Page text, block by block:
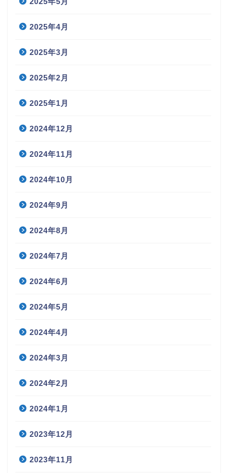
2025年4月
2025年3月
2025年2月
2025年1月
2024年12月
2024年11月
2024年10月
2024年9月
2024年8月
2024年7月
2024年6月
2024年5月
2024年4月
2024年3月
2024年2月
2024年1月
2023年12月
2023年11月